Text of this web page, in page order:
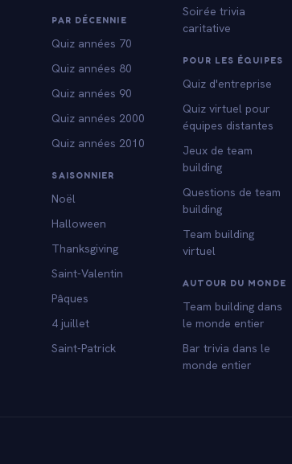
PAR DÉCENNIE
Quiz années 70
Quiz années 80
Quiz années 90
Quiz années 2000
Quiz années 2010
SAISONNIER
Noël
Halloween
Thanksgiving
Saint-Valentin
Pâques
4 juillet
Saint-Patrick
Soirée trivia
caritative
POUR LES ÉQUIPES
Quiz d'entreprise
Quiz virtuel pour
équipes distantes
Jeux de team
building
Questions de team
building
Team building
virtuel
AUTOUR DU MONDE
Team building dans
le monde entier
Bar trivia dans le
monde entier